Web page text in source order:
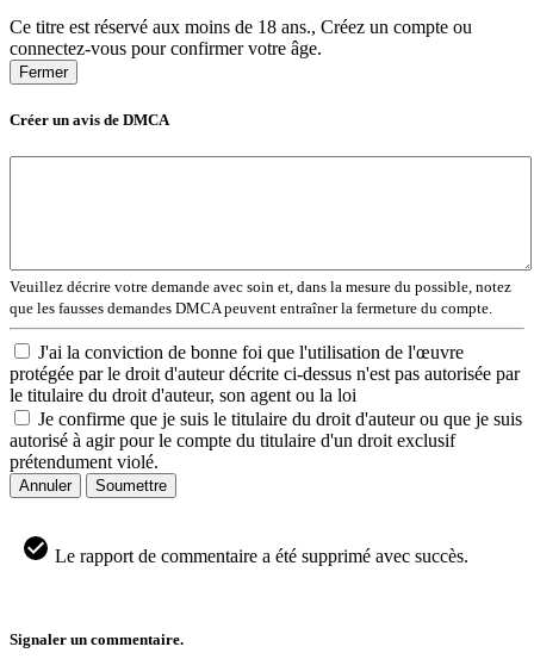
Ce titre est réservé aux moins de 18 ans., Créez un compte ou
connectez-vous pour confirmer votre âge.
Fermer
Créer un avis de DMCA
Veuillez décrire votre demande avec soin et, dans la mesure du possible, notez
que les fausses demandes DMCA peuvent entraîner la fermeture du compte.
J'ai la conviction de bonne foi que l'utilisation de l'œuvre
protégée par le droit d'auteur décrite ci-dessus n'est pas autorisée par
le titulaire du droit d'auteur, son agent ou la loi
Je confirme que je suis le titulaire du droit d'auteur ou que je suis
autorisé à agir pour le compte du titulaire d'un droit exclusif
prétendument violé.
Annuler Soumettre
Le rapport de commentaire a été supprimé avec succès.
Signaler un commentaire.